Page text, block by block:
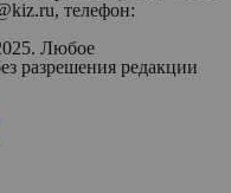
телефон:
Любое
разрешения редакции